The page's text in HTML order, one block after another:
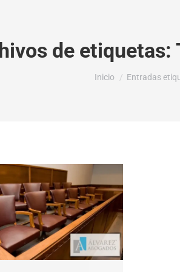
de etiquetas:
Estás aquí:
Inicio Entradas